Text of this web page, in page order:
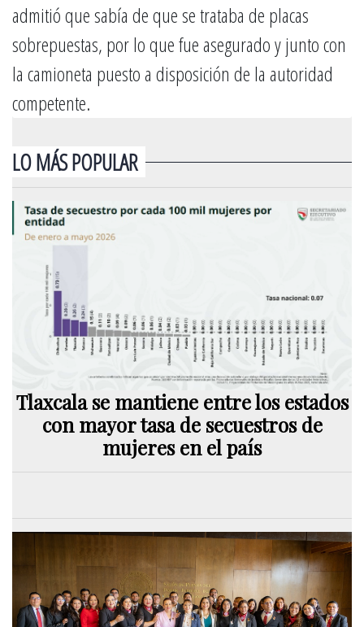
admitió que sabía de que se trataba de placas
sobrepuestas, por lo que fue asegurado y junto con
la camioneta puesto a disposición de la autoridad
competente.
LO MÁS POPULAR
Tlaxcala se mantiene entre los estados
con mayor tasa de secuestros de
mujeres en el país